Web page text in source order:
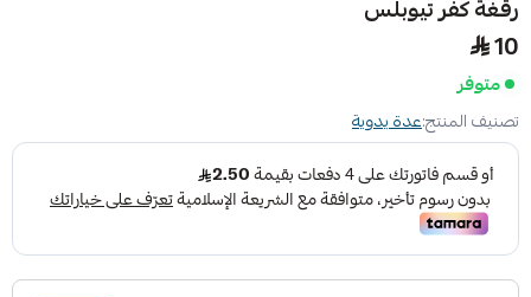
رقغة كفر تيوبلس
10
متوفر
تصنيف المنتج:عدة يدوية